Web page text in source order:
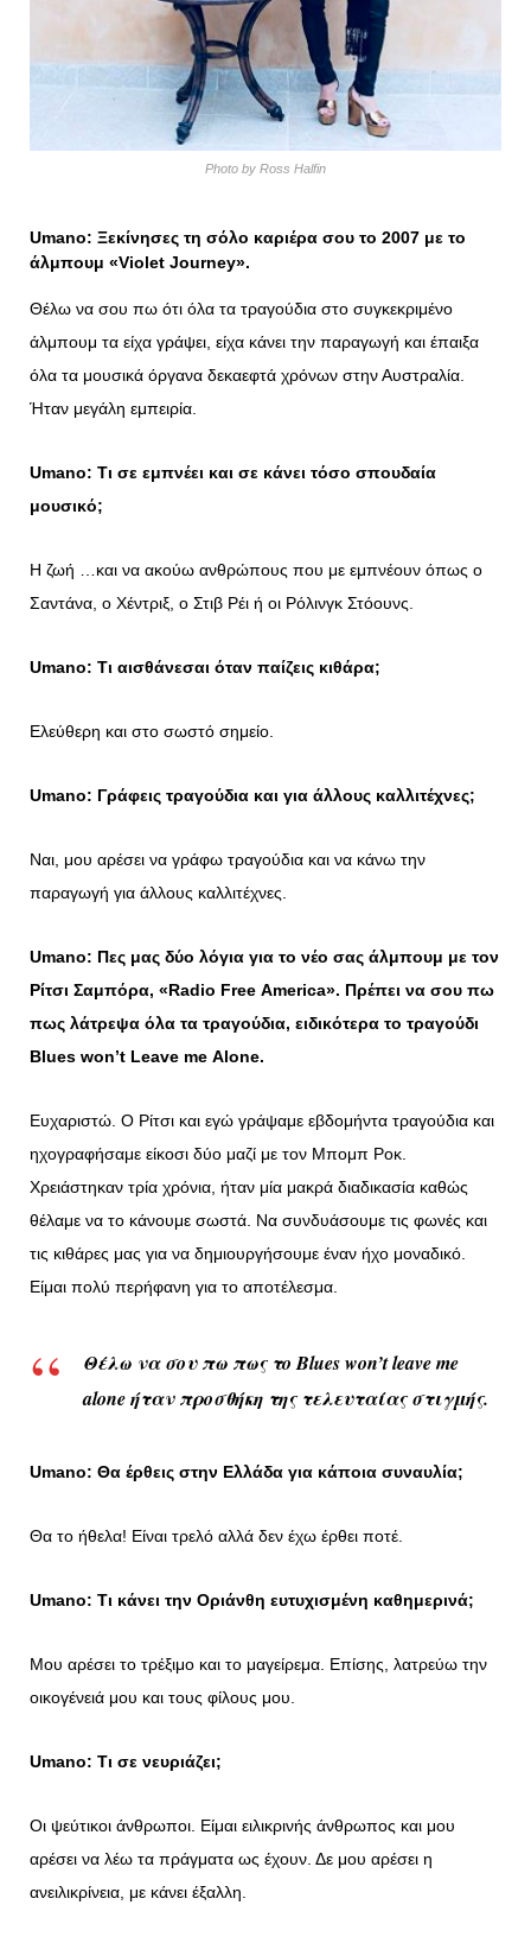
Photo by Ross Halfin
Umano: Ξεκίνησες τη σόλο καριέρα σου το 2007 με το
άλμπουμ «Violet Journey».
Θέλω να σου πω ότι όλα τα τραγούδια στο συγκεκριμένο
άλμπουμ τα είχα γράψει, είχα κάνει την παραγωγή και έπαιξα
όλα τα μουσικά όργανα δεκαεφτά χρόνων στην Αυστραλία.
Ήταν μεγάλη εμπειρία.
Umano: Τι σε εμπνέει και σε κάνει τόσο σπουδαία
μουσικό;
Η ζωή …και να ακούω ανθρώπους που με εμπνέουν όπως ο
Σαντάνα, ο Χέντριξ, ο Στιβ Ρέι ή οι Ρόλινγκ Στόουνς.
Umano: Τι αισθάνεσαι όταν παίζεις κιθάρα;
Ελεύθερη και στο σωστό σημείο.
Umano: Γράφεις τραγούδια και για άλλους καλλιτέχνες;
Ναι, μου αρέσει να γράφω τραγούδια και να κάνω την
παραγωγή για άλλους καλλιτέχνες.
Umano: Πες μας δύο λόγια για το νέο σας άλμπουμ με τον
Ρίτσι Σαμπόρα, «Radio Free America». Πρέπει να σου πω
πως λάτρεψα όλα τα τραγούδια, ειδικότερα το τραγούδι
Blues won’t Leave me Alone.
Ευχαριστώ. Ο Ρίτσι και εγώ γράψαμε εβδομήντα τραγούδια και
ηχογραφήσαμε είκοσι δύο μαζί με τον Μπομπ Ροκ.
Χρειάστηκαν τρία χρόνια, ήταν μία μακρά διαδικασία καθώς
θέλαμε να το κάνουμε σωστά. Να συνδυάσουμε τις φωνές και
τις κιθάρες μας για να δημιουργήσουμε έναν ήχο μοναδικό.
Είμαι πολύ περήφανη για το αποτέλεσμα.
Θέλω να σου πω πως το Blues won’t leave me
alone ήταν προσθήκη της τελευταίας στιγμής.
Umano: Θα έρθεις στην Ελλάδα για κάποια συναυλία;
Θα το ήθελα! Είναι τρελό αλλά δεν έχω έρθει ποτέ.
Umano: Τι κάνει την Οριάνθη ευτυχισμένη καθημερινά;
Μου αρέσει το τρέξιμο και το μαγείρεμα. Επίσης, λατρεύω την
οικογένειά μου και τους φίλους μου.
Umano: Τι σε νευριάζει;
Οι ψεύτικοι άνθρωποι. Είμαι ειλικρινής άνθρωπος και μου
αρέσει να λέω τα πράγματα ως έχουν. Δε μου αρέσει η
ανειλικρίνεια, με κάνει έξαλλη.